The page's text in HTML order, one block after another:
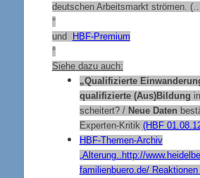
deutschen Arbeitsmarkt strömen.
°
und HBF-Premium
°
Siehe dazu auch:
„Qualifizierte
qualifizierte (Aus)Bildung
scheitert? / Neue Daten
Experten-Kritik (HBF
HBF-Themen-Archiv
„Alterung..http://
familienbuero.de/ Reaktionen